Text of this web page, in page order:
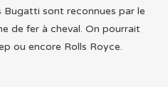
sont reconnues par le
de fer à cheval. On pourrait
ou encore Rolls Royce.